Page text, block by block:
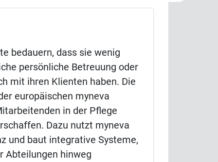
bedauern, dass sie wenig
persönliche Betreuung oder
mit ihren Klienten haben. Die
europäischen myneva
in der Pflege
Dazu nutzt myneva
und baut integrative Systeme,
Abteilungen hinweg